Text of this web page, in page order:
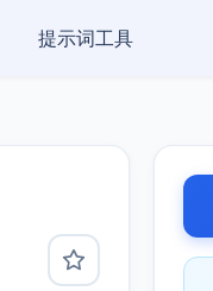
提示词工具